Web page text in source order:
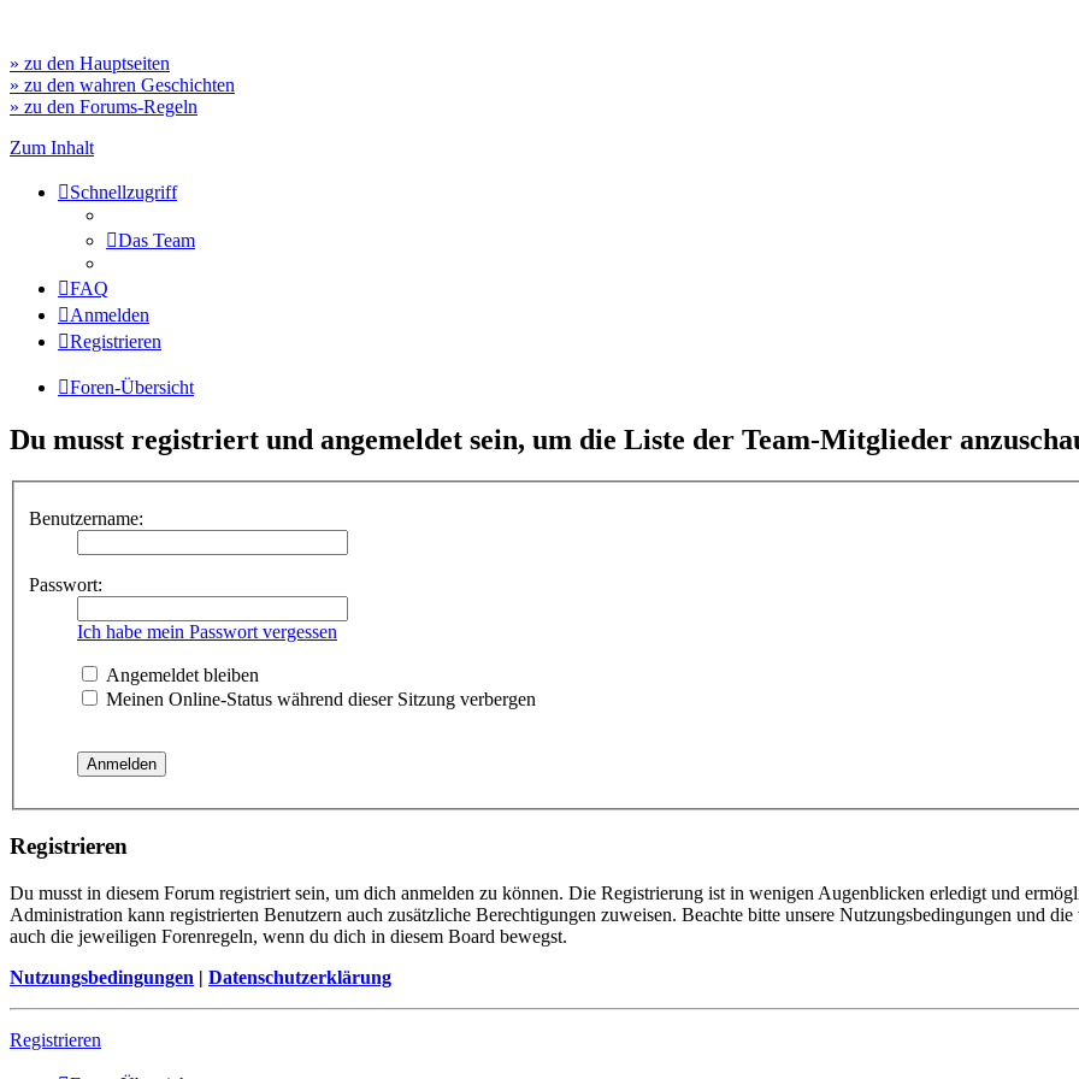
» zu den Hauptseiten
» zu den wahren Geschichten
» zu den Forums-Regeln
Zum Inhalt
Schnellzugriff
Das Team
FAQ
Anmelden
Registrieren
Foren-Übersicht
Du musst registriert und angemeldet sein, um die Liste der Team-Mitglieder
Benutzername:
Passwort:
Ich habe mein Passwort vergessen
Angemeldet bleiben
Meinen Online-Status während dieser Sitzung verbergen
Registrieren
Du musst in diesem Forum registriert sein, um dich anmelden zu können. Die Registrierung ist in wenigen Augenblicken erledigt und
Administration kann registrierten Benutzern auch zusätzliche Berechtigungen zuweisen. Beachte bitte unsere Nutzungsbedingungen und
auch die jeweiligen Forenregeln, wenn du dich in diesem Board bewegst.
Nutzungsbedingungen | Datenschutzerklärung
Registrieren